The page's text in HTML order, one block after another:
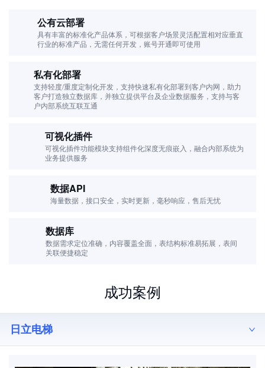
公有云部署
具有丰富的标准化产品体系，可根据客户场景灵活配置相对应垂直
行业的标准产品，无需任何开发，账号开通即可使用
私有化部署
支持轻度/重度定制化开发，支持快速私有化部署到客户内网，助力
客户打造独立数据库，并独立提供平台及企业数据服务，支持与客
户内部系统互联互通
可视化插件
可视化插件功能模块支持组件化深度无痕嵌入，融合内部系统为
业务提供服务
数据API
海量数据，接口安全，实时更新，毫秒响应，售后无忧
数据库
数据需求定位准确，内容覆盖全面，表结构标准易拓展，表间
关联便捷稳定
成功案例
日立电梯